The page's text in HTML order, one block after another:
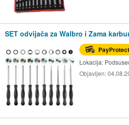
SET odvijača za Walbro i Zama
PayProtect
Lokacija:
Objavljen: